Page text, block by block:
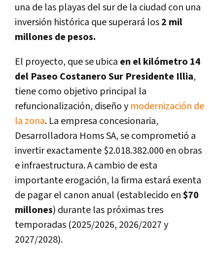
una de las playas del sur de la ciudad con una
inversión histórica que superará los2 mil
millones de pesos.
El proyecto, que se ubica en el kilómetro 14
del Paseo Costanero Sur Presidente Illia,
tiene como objetivo principal la
refuncionalización, diseño y modernización de
la zona. La empresa concesionaria,
Desarrolladora Homs SA, se comprometió a
invertir exactamente $2.018.382.000 en obras
e infraestructura. A cambio de esta
importante erogación, la firma estará exenta
de pagar el canon anual (establecido en$70
millones) durante las próximas tres
temporadas (2025/2026, 2026/2027 y
2027/2028).